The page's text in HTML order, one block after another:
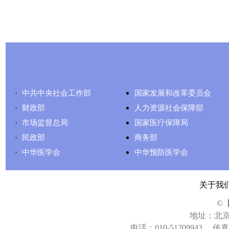
中共中央社会工作部
国家发展和改革委员会
财政部
人力资源社会保障部
市场监督总局
国家医疗保障局
民政部
商务部
中华医学会
中华预防医学会
关于我
©
地址：北